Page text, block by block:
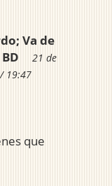
Va de
21 de
19:47
que